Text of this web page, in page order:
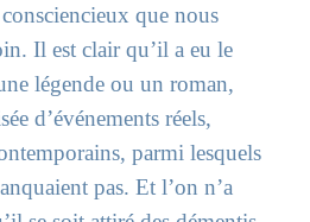
que nous
Il est clair qu’il a eu le
légende ou un roman,
d’événements réels,
parmi lesquels
pas. Et l’on n’a